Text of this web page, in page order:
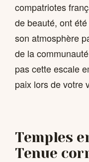
compatriotes
de beauté, ont
son atmosphère
de la
pas cette escale
paix lors de votre
Temples
Tenue